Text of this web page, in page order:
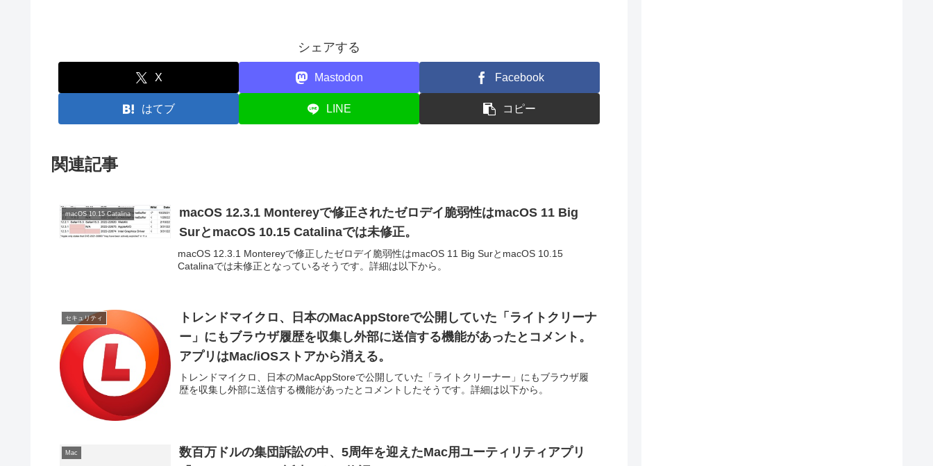
シェアする
X Mastodon Facebook
はてブ LINE コピー
関連記事
macOS 10.15 Catalina
macOS 12.3.1 Montereyで修正されたゼロデイ脆弱性はmacOS 11 Big
SurとmacOS 10.15 Catalinaでは未修正。
macOS 12.3.1 Montereyで修正したゼロデイ脆弱性はmacOS 11 Big SurとmacOS 10.15
Catalinaでは未修正となっているそうです。詳細は以下から。
セキュリティ
トレンドマイクロ、日本のMacAppStoreで公開していた「ライトクリーナ
ー」にもブラウザ履歴を収集し外部に送信する機能があったとコメント。
アプリはMac/iOSストアから消える。
トレンドマイクロ、日本のMacAppStoreで公開していた「ライトクリーナー」にもブラウザ履
歴を収集し外部に送信する機能があったとコメントしたそうです。詳細は以下から。
Mac
数百万ドルの集団訴訟の中、5周年を迎えたMac用ユーティリティアプリ